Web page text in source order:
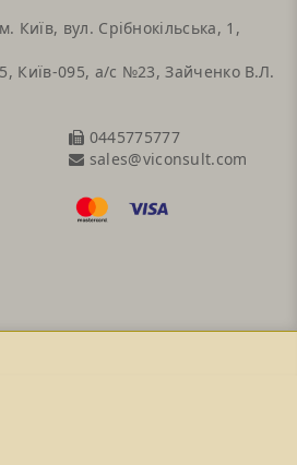
Київ, вул. Срібнокільська, 1,
Київ-095, а/с №23, Зайченко В.Л.
0445775777
sales@viconsult.com